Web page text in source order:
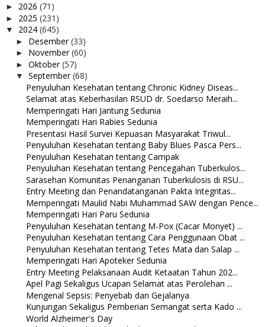
► 2026 (71)
► 2025 (231)
▼ 2024 (645)
► Desember(33)
► November(60)
► Oktober(57)
▼ September(68)
Penyuluhan Kesehatan tentang Chronic Kidney Diseas...
Selamat atas Keberhasilan RSUD dr. Soedarso Meraih...
Memperingati Hari Jantung Sedunia
Memperingati Hari Rabies Sedunia
Presentasi Hasil Survei Kepuasan Masyarakat Triwul...
Penyuluhan Kesehatan tentang Baby Blues Pasca Pers...
Penyuluhan Kesehatan tentang Campak
Penyuluhan Kesehatan tentang Pencegahan Tuberkulos...
Sarasehan Komunitas Penanganan Tuberkulosis di RSU...
Entry Meeting dan Penandatanganan Pakta Integritas...
Memperingati Maulid Nabi Muhammad SAW dengan Pence...
Memperingati Hari Paru Sedunia
Penyuluhan Kesehatan tentang M-Pox (Cacar Monyet) ...
Penyuluhan Kesehatan tentang Cara Penggunaan Obat ...
Penyuluhan Kesehatan tentang Tetes Mata dan Salap ...
Memperingati Hari Apoteker Sedunia
Entry Meeting Pelaksanaan Audit Ketaatan Tahun 202...
Apel Pagi Sekaligus Ucapan Selamat atas Perolehan ...
Mengenal Sepsis: Penyebab dan Gejalanya
Kunjungan Sekaligus Pemberian Semangat serta Kado ...
World Alzheimer's Day